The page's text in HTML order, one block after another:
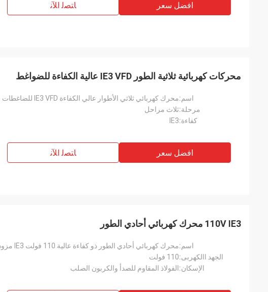
افضل سعر ﺎﺘﺼﻟ ﺍﻶﻧ
محركات كهربائية ثلاثية الطور IE3 VFD عالية الكفاءة للضواغط
اسم:محرك كهربائي ثلاثي الأطوار عالي الكفاءة IE3 VFD للضاغطات
مرحلة:ثلاث مراحل
كفاءة:IE3
افضل سعر ﺎﺘﺼﻟ ﺍﻶﻧ
110V IE3 محرك كهربائي أحادي الطور
اسم:محرك كهربائي أحادي الطور ذو كفاءة عالية 110 فولت IE3 مزود بـ NEMA Premium
الجهد االكهربى:110 فولت
الإسكان:الفولاذ المقاوم للصدأ والكربون الصلب